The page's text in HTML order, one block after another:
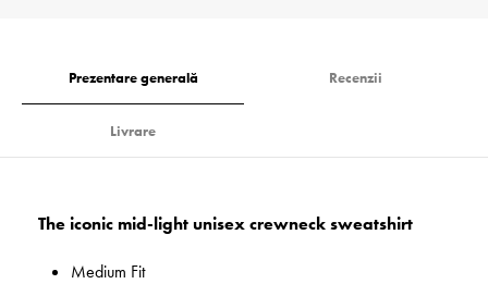
Prezentare generală Recenzii
Livrare
The iconic mid-light unisex crewneck sweatshirt
Medium Fit